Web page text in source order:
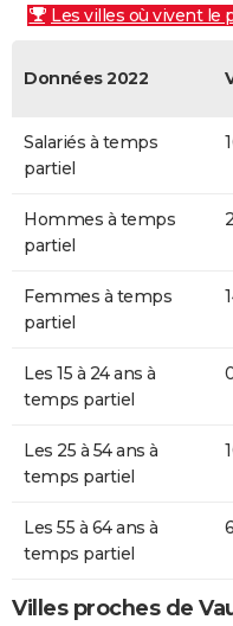
Les villes où vivent le
Données 2022
Salariés à temps
partiel
Hommes à temps
partiel
2
Femmes à temps
partiel
Les 15 à 24 ans à
temps partiel
Les 25 à 54 ans à
temps partiel
Les 55 à 64 ans à
temps partiel
6
Villes proches de